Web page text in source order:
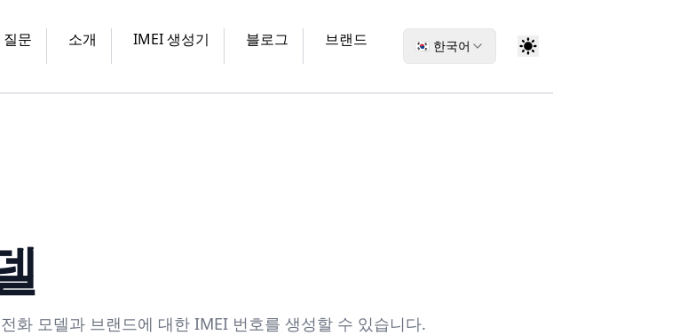
문 소개 IMEI 생성기 블로그 브랜드 🇰🇷 한국어
화 모델과 브랜드에 대한 IMEI 번호를 생성할 수 있습니다.